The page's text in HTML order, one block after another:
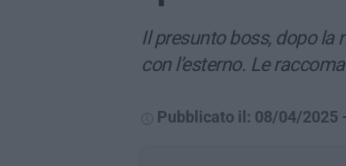
Il presunto boss, dopo la
con l’esterno. Le
Pubblicato il: 08/04/2025